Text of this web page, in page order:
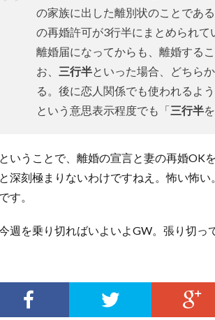
の家族に出した離別状のことであ
の再婚許可が3行半にまとめられて
離婚届になってからも、離婚する
お、 三行半といった場合、どちら
る。後に恋人関係でも使われるよ
という意思表示程度でも「三行半
ということで、離婚の宣言と妻の再婚OK
深刻極まりないわけですねえ。怖い怖
す。
週を乗り切ればいよいよGW。張り切っ